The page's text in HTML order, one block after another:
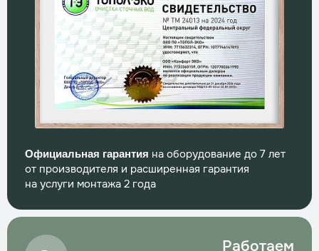
Официальная гарантия на оборудование до 7 лет
от производителя и расширенная гарантия
на услуги монтажа 2 года
Работаем